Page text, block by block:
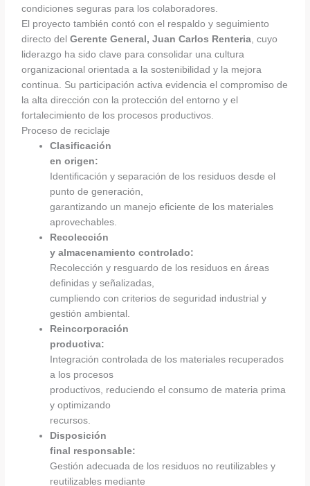
condiciones seguras para los colaboradores.
El proyecto también contó con el respaldo y seguimiento
directo delGerente General, Juan Carlos Renteria, cuyo
liderazgo ha sido clave para consolidar una cultura
organizacional orientada a la sostenibilidad y la mejora
continua. Su participación activa evidencia el compromiso de
la alta dirección con la protección del entorno y el
fortalecimiento de los procesos productivos.
Proceso de reciclaje
Clasificación
en origen:
Identificación y separación de los residuos desde el
punto de generación,
garantizando un manejo eficiente de los materiales
aprovechables.
Recolección
y almacenamiento controlado:
Recolección y resguardo de los residuos en áreas
definidas y señalizadas,
cumpliendo con criterios de seguridad industrial y
gestión ambiental.
Reincorporación
productiva:
Integración controlada de los materiales recuperados
a los procesos
productivos, reduciendo el consumo de materia prima
y optimizando
recursos.
Disposición
final responsable:
Gestión adecuada de los residuos no reutilizables y
reutilizables mediante